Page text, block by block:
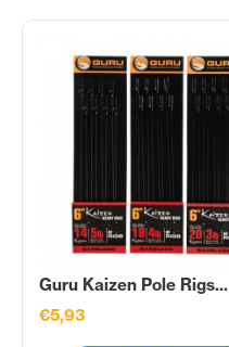
Guru Kaizen Pole Rigs...
€5,93